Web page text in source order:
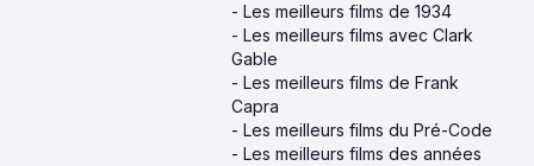
- Les meilleurs films de 1934
- Les meilleurs films avec Clark
Gable
- Les meilleurs films de Frank
Capra
- Les meilleurs films du Pré-Code
- Les meilleurs films des années